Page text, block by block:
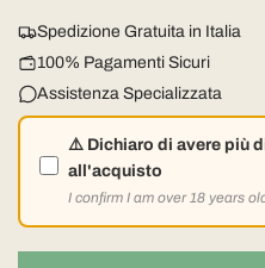
z
z
o
o
Spedizione Gratuita in Italia
100% Pagamenti Sicuri
Assistenza Specializzata
⚠️ Dichiaro di avere più
all'acquisto
I confirm I am over 18 years